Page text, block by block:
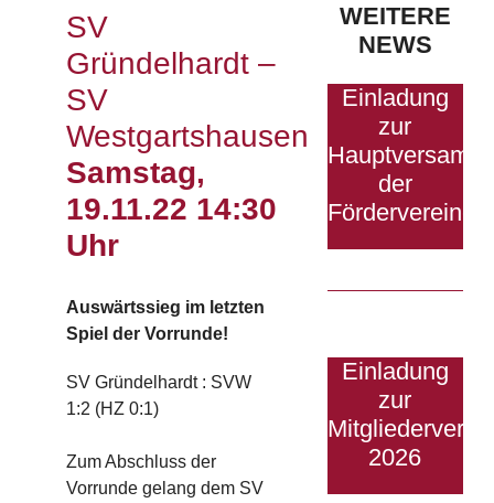
SV
Gründelhardt –
SV
Westgartshausen
Samstag,
19.11.22 14:30
Uhr
Auswärtssieg im letzten
Spiel der Vorrunde!
SV Gründelhardt : SVW
1:2 (HZ 0:1)
Zum Abschluss der
Vorrunde gelang dem SV
WEITERE
NEWS
Einladung
zur
der
Fördervereine
Einladung
zur
2026